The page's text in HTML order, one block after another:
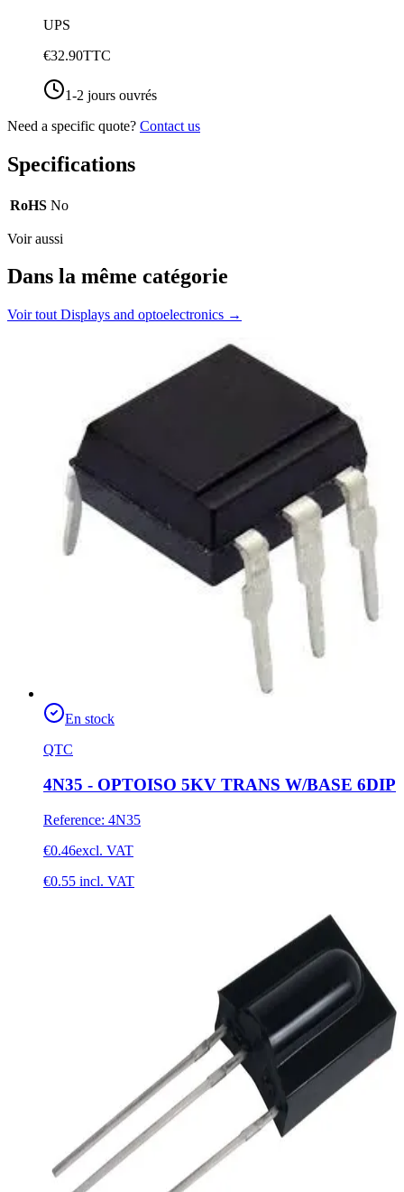
UPS
€32.90TTC
1-2 jours ouvrés
Need a specific quote? Contact us
Specifications
RoHS No
Voir aussi
Dans la même catégorie
Voir tout Displays and optoelectronics →
En stock
QTC
4N35 - OPTOISO 5KV TRANS W/BASE 6DIP
Reference: 4N35
€0.46excl. VAT
€0.55 incl. VAT